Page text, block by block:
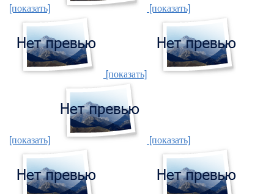
[показать] [показать]
[показать]
[показать] [показать]